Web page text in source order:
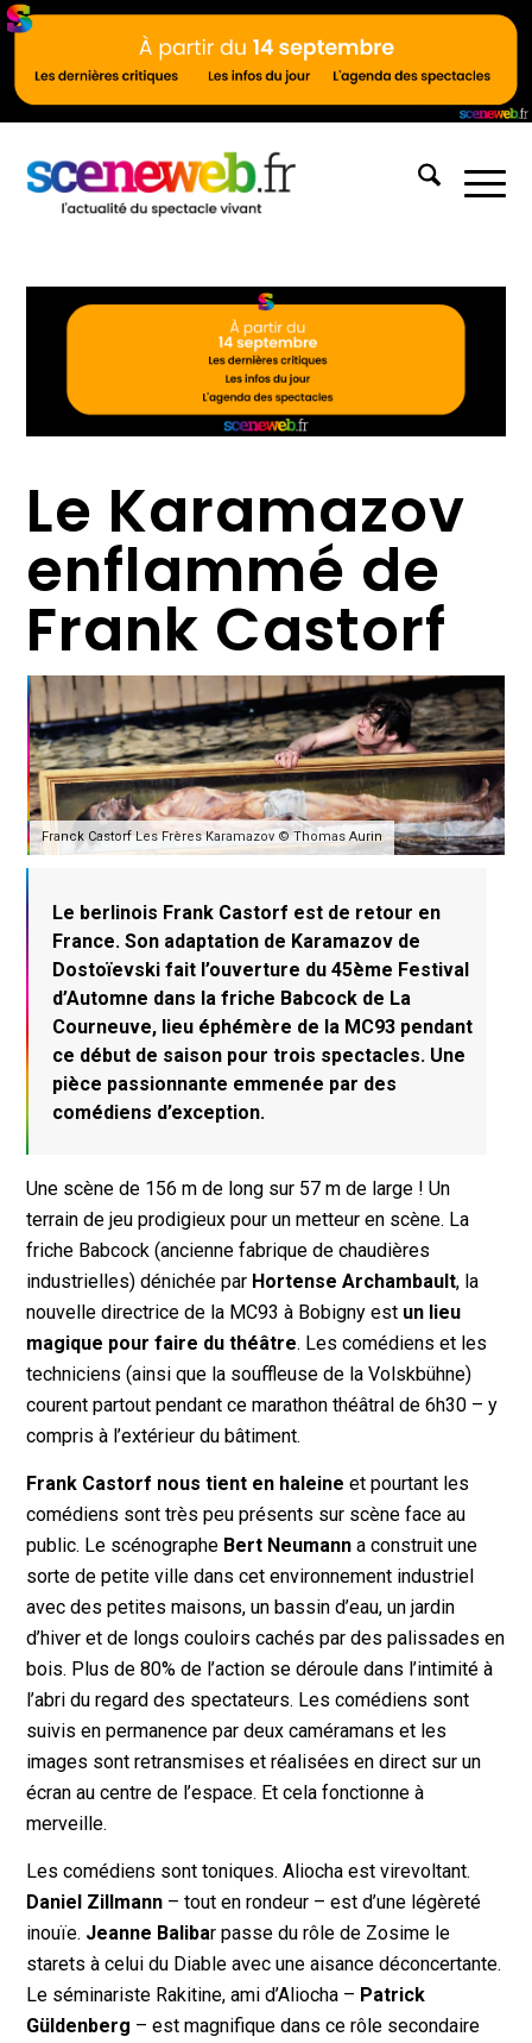
Le Karamazov
enflammé de
Frank Castorf
Franck Castorf Les Frères Karamazov © Thomas Aurin
Le berlinois Frank Castorf est de retour en
France. Son adaptation de Karamazov de
Dostoïevski fait l’ouverture du 45ème Festival
d’Automne dans la friche Babcock de La
Courneuve, lieu éphémère de la MC93 pendant
ce début de saison pour trois spectacles. Une
pièce passionnante emmenée par des
comédiens d’exception.
Une scène de 156 m de long sur 57 m de large ! Un
terrain de jeu prodigieux pour un metteur en scène. La
friche Babcock (ancienne fabrique de chaudières
industrielles) dénichée par Hortense Archambault, la
nouvelle directrice de la MC93 à Bobigny est un lieu
magique pour faire du théâtre. Les comédiens et les
techniciens (ainsi que la souffleuse de la Volskbühne)
courent partout pendant ce marathon théâtral de 6h30 – y
compris à l’extérieur du bâtiment.
Frank Castorf nous tient en haleine et pourtant les
comédiens sont très peu présents sur scène face au
public. Le scénographe Bert Neumann a construit une
sorte de petite ville dans cet environnement industriel
avec des petites maisons, un bassin d’eau, un jardin
d’hiver et de longs couloirs cachés par des palissades en
bois. Plus de 80% de l’action se déroule dans l’intimité à
l’abri du regard des spectateurs. Les comédiens sont
suivis en permanence par deux caméramans et les
images sont retransmises et réalisées en direct sur un
écran au centre de l’espace. Et cela fonctionne à
merveille.
Les comédiens sont toniques. Aliocha est virevoltant.
Daniel Zillmann – tout en rondeur – est d’une légèreté
inouïe. Jeanne Balibar passe du rôle de Zosime le
starets à celui du Diable avec une aisance déconcertante.
Le séminariste Rakitine, ami d’Aliocha – Patrick
Güldenberg – est magnifique dans ce rôle secondaire